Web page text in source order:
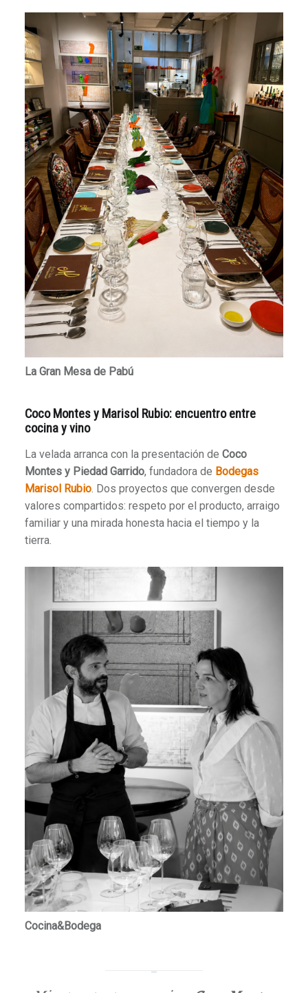
La Gran Mesa de Pabú
Coco Montes y Marisol Rubio: encuentro entre
cocina y vino
La velada arranca con la presentación de Coco
Montes y Piedad Garrido, fundadora de Bodegas
Marisol Rubio. Dos proyectos que convergen desde
valores compartidos: respeto por el producto, arraigo
familiar y una mirada honesta hacia el tiempo y la
tierra.
Cocina&Bodega